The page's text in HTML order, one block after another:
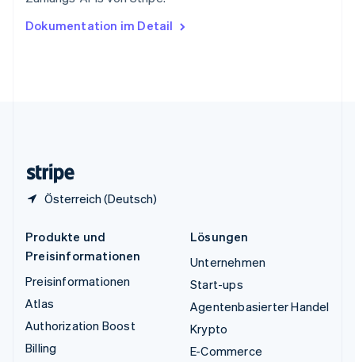
Dokumentation im Detail
Österreich (Deutsch)
English
Produkte und
Preisinformationen
Preisinformationen
Atlas
Authorization Boost
Billing
Lösungen
Unternehmen
Start-ups
Agentenbasierter Handel
Krypto
E-Commerce